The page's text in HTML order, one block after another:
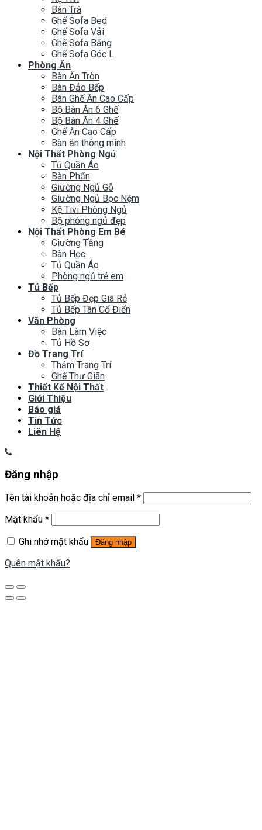
Bàn Trà
Ghế Sofa Bed
Ghế Sofa Vải
Ghế Sofa Băng
Ghế Sofa Góc L
Phòng Ăn
Bàn Ăn Tròn
Bàn Đảo Bếp
Bàn Ghế Ăn Cao Cấp
Bộ Bàn Ăn 6 Ghế
Bộ Bàn Ăn 4 Ghế
Ghế Ăn Cao Cấp
Bàn ăn thông minh
Nội Thất Phòng Ngủ
Tủ Quần Áo
Bàn Phấn
Giường Ngủ Gỗ
Giường Ngủ Bọc Nệm
Kệ Tivi Phòng Ngủ
Bộ phòng ngủ đẹp
Nội Thất Phòng Em Bé
Giường Tầng
Bàn Học
Tủ Quần Áo
Phòng ngủ trẻ em
Tủ Bếp
Tủ Bếp Đẹp Giá Rẻ
Tủ Bếp Tân Cổ Điển
Văn Phòng
Bàn Làm Việc
Tủ Hồ Sơ
Đồ Trang Trí
Thảm Trang Trí
Ghế Thư Giãn
Thiết Kế Nội Thất
Giới Thiệu
Báo giá
Tin Tức
Liên Hệ
Đăng nhập
Tên tài khoản hoặc địa chỉ email *
Mật khẩu *
Ghi nhớ mật khẩu
Đăng nhập
Quên mật khẩu?